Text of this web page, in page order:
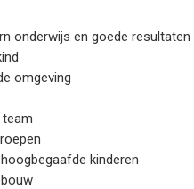
onderwijs en goede resultaten
omgeving
kinderen